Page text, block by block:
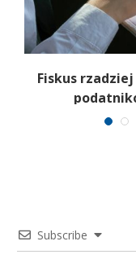
Fiskus
Subscribe